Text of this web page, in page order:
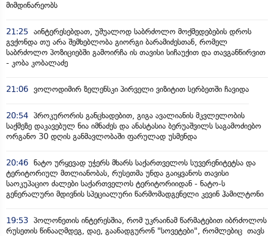
მიმდინარეობს
21:25 აინტერესებდათ, უშუალოდ საბრძოლო მოქმედებების დროს
გვქონდა თუ არა შემხებლობა გიორგი ბარამიძესთან, რომელ
საბრძოლო პოზიციებში გამოირჩა ის თავისი სიჩაუქით და თავგანწირვით
- კობა კობალაძე
21:06 ვოლოდიმირ ზელენსკი პირველი ვიზიტით სერბეთში ჩავიდა
20:54 პროკურორის განცხადებით, გიგა ავალიანის მკვლელობის
საქმეზე დაკავებულ ნია იმნაძეს და ანასტასია ბერუაშვილს საგამოძიებო
ორგანო 30 დღის განმავლობაში ფარულად უსმენდა
20:46 ნატო ურყევად უჭერს მხარს საქართველოს სუვერენიტეტსა და
ტერიტორიულ მთლიანობას, რუსეთმა უნდა გაიყვანოს თავისი
საოკუპაციო ძალები საქართველოს ტერიტორიიდან - ნატო-ს
გენერალური მდივნის სპეციალური წარმომადგენელი კევინ ჰამილტონი
19:53 პოლონეთის ინტერესშია, რომ უკრაინამ წარმატებით იბრძოლოს
რუსეთის წინააღმდეგ, დაე, გაანადგურონ "სოვეტები", რომლებიც თავს